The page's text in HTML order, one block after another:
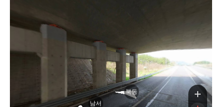
남서
북동